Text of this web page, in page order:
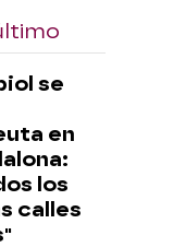
se
en
los
calles